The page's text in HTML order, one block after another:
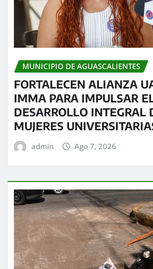
MUNICIPIO DE AGUASCALIENTES
FORTALECEN ALIANZA
IMMA PARA IMPULSAR
DESARROLLO INTEGRAL
MUJERES
admin Ago 7, 2026